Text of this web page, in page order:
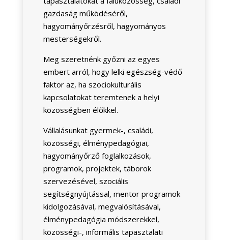
gazdaság működéséről,
hagyományőrzésről, hagyományos
mesterségekről.
Meg szeretnénk győzni az egyes
embert arról, hogy lelki egészség-védő
faktor az, ha szociokulturális
kapcsolatokat teremtenek a helyi
közösségben élőkkel.
Vállalásunkat gyermek-, családi,
közösségi, élménypedagógiai,
hagyományőrző foglalkozások,
programok, projektek, táborok
szervezésével, szociális
segítségnyújtással, mentor programok
kidolgozásával, megvalósításával,
élménypedagógia módszerekkel,
közösségi-, informális tapasztalati